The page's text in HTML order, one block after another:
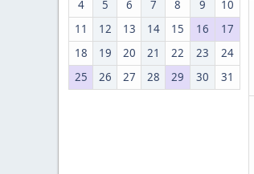
4
5 6 7 8 9
10
11
12 13 14 15 16
17
18
19 20 21 22 23
24
25
26 27 28 29 30 31